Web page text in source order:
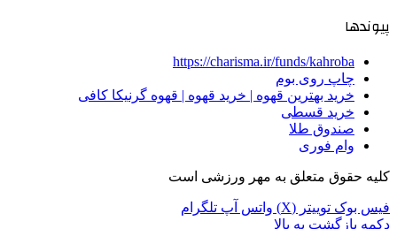
پیوندها
https://charisma.ir/funds/kahroba
چاپ روی بوم
خرید بهترین قهوه | خرید قهوه | قهوه گرنیکا کافی
خرید قسطی
صندوق طلا
وام فوری
کلیه حقوق متعلق به مهر ورزشی است
فیس بوک توییتر (X) واتس آپ تلگرام
دکمه بازگشت به بالا